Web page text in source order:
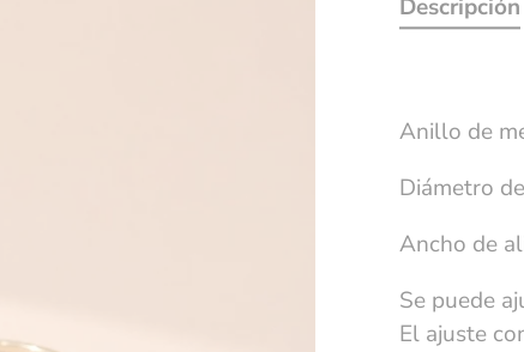
Descripción
Anillo de
Diámetro
Ancho de
Se puede
El ajuste